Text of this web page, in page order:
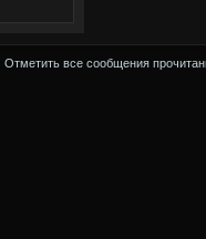
Отметить все сообщения